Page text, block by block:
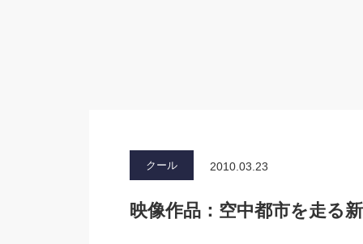
クール 2010.03.23
映像作品：空中都市を走る